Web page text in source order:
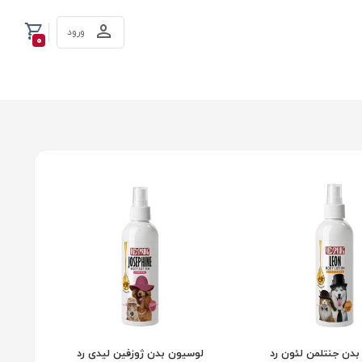
0
ورود
جنتلمن لئون رد
لوسیون بدن ژوزفین لیدی رد